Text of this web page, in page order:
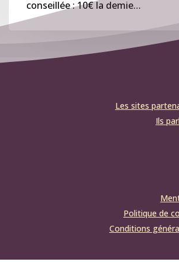
conseillée : 10€ la demie…
Les sites
Ils
Politique de
Conditions